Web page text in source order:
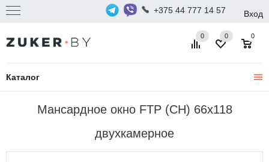
+375 44 777 14 57 Вход
Каталог
0 0
0
Мансардное окно FTP (CH) 66x118
двухкамерное